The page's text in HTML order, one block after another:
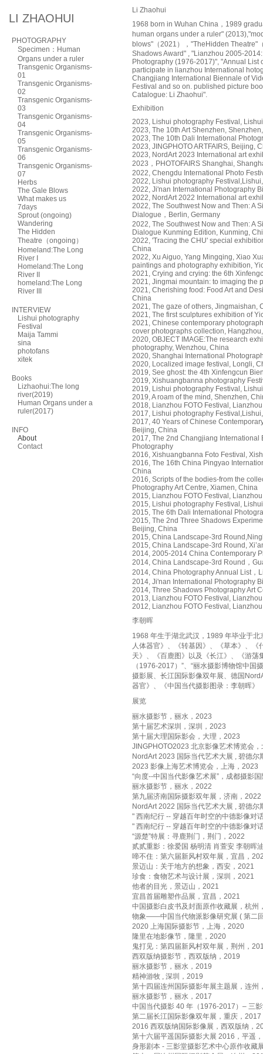
LI ZHAOHUI
PHOTOGRAPHY
Specimen：Human
Organs under a ruler
Transgenic Organisms-
01
Transgenic Organisms-
02
Transgenic Organisms-
03
Transgenic Organisms-
04
Transgenic Organisms-
05
Transgenic Organisms-
06
Transgenic Organisms-
07
Herbs
The Gale Blows
What makes us
7days
Sprout (ongoing)
Wandering
The Hidden
Theatre（ongoing）
Homeland:The Long
River I
Homeland:The Long
River II
homeland:The Long
River III
INTERVIEW
Lishui photography
Festival
Maija Tammi
sina
photofans
xitek
Books
Lizhaohui:The long
river(2019)
Human Organs under a
ruler(2017)
INFO
About
Contact
Li Zhaohui
1968 born in Wuhan China，1989
human organs under a ruler"
blows"（2021），"TheHidden Theatre"
Shadows Award" , "Lianzhou 2005-
Photography (1976-2017)", "Annual
participate in lianzhou International
Changjiang International Biennale of
Festival and so on. published picture
Catalogue: Li Zhaohui".
Exhibition
2023, Lishui photography Festival,
2023, The 10th Art Shenzhen,
2023, The 10th Dali International
2023, JINGPHOTO ARTFAIRS, Beijing,
2023, NordArt 2023 International art
2023，PHOTOFAIRS Shanghai,
2022, Chengdu International Photo
2022, Lishui photography
2022, Ji'nan International Photography
2022, NordArt 2022 International art
2022, The Southwest Now and Then: A
Dialogue，Berlin, Germany
2022, The Southwest Now and Then: A
Dialogue Kunming Edition, Kunming,
2022, 'Tracing the CHU' special
China
2022, Xu Aiguo, Yang Mingqing, Xiao
paintings and photography exhibition,
2021, Crying and crying: the 6th
2021, Jingmai mountain: to imaging the
2021, Cherishing food: Food Art and
China
2021, The gaze of others, Jingmaishan,
2021, The first sculptures exhibition of
2021, Chinese contemporary
cover photographs collection,
2020, OBJECT IMAGE:The research
photography, Wenzhou, China
2020, Shanghai International
2020, Localized image festival, Longli,
2019, See ghost: the 4th Xinfengcun
2019, Xishuangbanna photography
2019, Lishui photography Festival,
2019, A roam of the mind, Shenzhen,
2018, Lianzhou FOTO Festival,
2017, Lishui photography
2017, 40 Years of Chinese
Beijing, China
2017, The 2nd Changjiang International
Photography
2016, Xishuangbanna Foto Festival,
2016, The 16th China Pingyao
China
2016, Scripts of the bodies-from the
Photography Art Centre, Xiamen, China
2015, Lianzhou FOTO Festival,
2015, Lishui photography Festival,
2015, The 6th Dali International
2015, The 2nd Three Shadows
Beijing, China
2015, China Landscape-3rd
2015, China Landscape-3rd Round,
2014, 2005-2014 China Contemporary
2014, China Landscape-3rd Round，
2014, China Photography Annual List，
2014, Ji'nan International Photography
2014, Three Shadows Photography Art
2013, Lianzhou FOTO Festival,
2012, Lianzhou FOTO Festival,
李朝晖
1968 年生于湖北武汉，1989 年毕业于
人体器官》、《转基因》、《草本》、
天》、《百鹿图》以及《长江》、《游荡
（1976-2017）”、“丽水摄影博物馆中
摄影展、长江国际影像双年展、德国
器官》、《中国当代摄影图录：李朝晖》
展览
丽水摄影节，丽水，2023
第十届艺术深圳，深圳，2023
第十届大理国际影会，大理，2023
JINGPHOTO2023 北京影像艺术博览会
NordArt 2023 国际当代艺术大展 , 碧德
2023 影像上海艺术博览会，上海，2023
“向度--中国当代影像艺术展”，成都摄影
丽水摄影节，丽水，2022
第九届济南国际摄影双年展，济南，2022
NordArt 2022 国际当代艺术大展 , 碧德
" 西南纪行 -- 穿越百年时空的中德影像对
" 西南纪行 -- 穿越百年时空的中德影像对
“源楚”特展：寻鹿荆门，荆门，2022
贰贰重影：徐爱国 杨明清 肖萱安 李朝晖
啼不住：第六届新风村双年展，宜昌，
景迈山：关于地方的想象，西安，2021
珍食：食物艺术与设计展，深圳，2021
他者的目光，景迈山，2021
宜昌首届雕塑作品展，宜昌，2021
中国摄影白皮书及封面原作收藏展，杭州
物象——中国当代物派影像研究展 ( 第二
2020 上海国际摄影节，上海，2020
隆里在地影像节，隆里，2020
鬼打见：第四届新风村双年展，荆州，
西双版纳摄影节，西双版纳，2019
丽水摄影节，丽水，2019
精神游牧 , 深圳，2019
第十四届连州国际摄影年展主题展，连州
丽水摄影节，丽水，2017
中国当代摄影 40 年（1976-2017）– 三
第二届长江国际影像双年展，重庆，2017
2016 西双版纳国际影像展，西双版纳，
第十六届平遥国际摄影大展 2016，平遥
身形剧本 - 三影堂摄影艺术中心原作收藏